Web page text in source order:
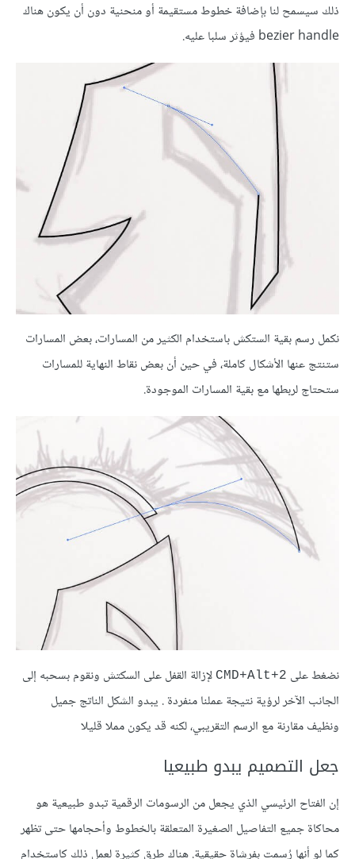
ذلك سيسمح لنا بإضافة خطوط مستقيمة أو منحنية دون أن يكون هناك
bezier handle فيؤثر سلبا عليه.
نكمل رسم بقية الستكش باستخدام الكثير من المسارات، بعض المسارات
ستنتج عنها الأشكال كاملة، في حين أن بعض نقاط النهاية للمسارات
ستحتاج لربطها مع بقية المسارات الموجودة.
نضغط على CMD+Alt+2 لإزالة القفل على السكتش ونقوم بسحبه إلى
الجانب الآخر لرؤية نتيجة عملنا منفردة . يبدو الشكل الناتج جميل
ونظيف مقارنة مع الرسم التقريبي، لكنه قد يكون مملا قليلا
جعل التصميم يبدو طبيعيا
إن الفتاح الرئيسي الذي يجعل من الرسومات الرقمية تبدو طبيعية هو
محاكاة جميع التفاصيل الصغيرة المتعلقة بالخطوط وأحجامها حتى تظهر